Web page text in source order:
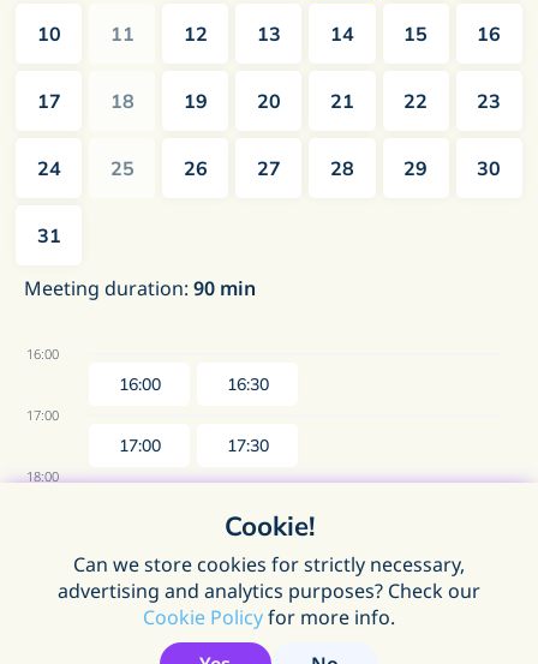
Meeting duration: 90 min
16:00
16:00 16:30
17:00
17:00 17:30
18:00
19:00 19:30
10 11 12 13 14 15 16
17 18 19 20 21 22 23
24 25 26 27 28 29 30
31
Cookie!
Can we store cookies for strictly necessary,
advertising and analytics purposes? Check our
Cookie Policyfor more info.